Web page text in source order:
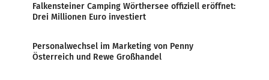
Falkensteiner Camping Wörthersee offiziell eröffnet:
Drei Millionen Euro investiert
Personalwechsel im Marketing von Penny
Österreich und Rewe Großhandel